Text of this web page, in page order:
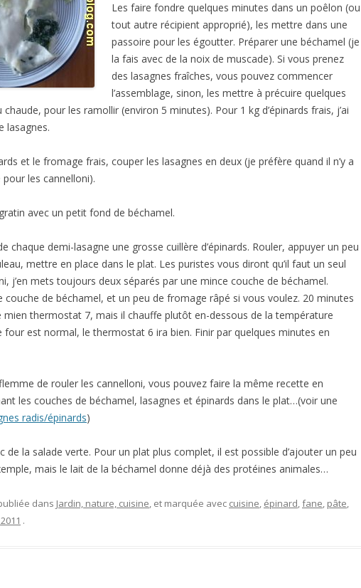
Les faire fondre quelques minutes dans un poêlon (ou
tout autre récipient approprié), les mettre dans une
passoire pour les égoutter. Préparer une béchamel (je
la fais avec de la noix de muscade). Si vous prenez
des lasagnes fraîches, vous pouvez commencer
l’assemblage, sinon, les mettre à précuire quelques
chaude, pour les ramollir (environ 5 minutes). Pour 1 kg d’épinards frais, j’ai
lasagnes.
et le fromage frais, couper les lasagnes en deux (je préfère quand il n’y a
pour les cannelloni).
avec un petit fond de béchamel.
chaque demi-lasagne une grosse cuillère d’épinards. Rouler, appuyer un peu
mettre en place dans le plat. Les puristes vous diront qu’il faut un seul
j’en mets toujours deux séparés par une mince couche de béchamel.
couche de béchamel, et un peu de fromage râpé si vous voulez. 20 minutes
thermostat 7, mais il chauffe plutôt en-dessous de la température
four est normal, le thermostat 6 ira bien. Finir par quelques minutes en
de rouler les cannelloni, vous pouvez faire la même recette en
les couches de béchamel, lasagnes et épinards dans le plat…(voir une
radis/épinards)
de la salade verte. Pour un plat plus complet, il est possible d’ajouter un peu
mais le lait de la béchamel donne déjà des protéines animales…
dans Jardin, nature, cuisine, et marquée avec cuisine, épinard,fane, pâte,
.